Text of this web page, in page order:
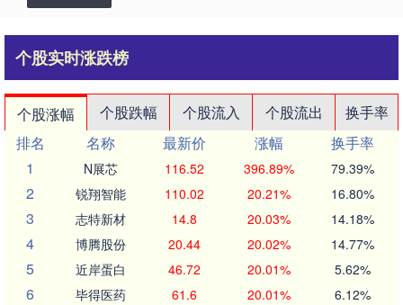
个股实时涨跌榜
个股涨幅 个股跌幅 个股流入 个股流出
换手率
排名
名称 最新价 涨幅
换手率
1
N展芯 116.52 396.89% 79.39%
2 锐翔智能 110.02 20.21% 16.80%
3 志特新材 14.8 20.03% 14.18%
4 博腾股份 20.44 20.02% 14.77%
5 近岸蛋白 46.72 20.01% 5.62%
6 毕得医药 61.6 20.01% 6.12%